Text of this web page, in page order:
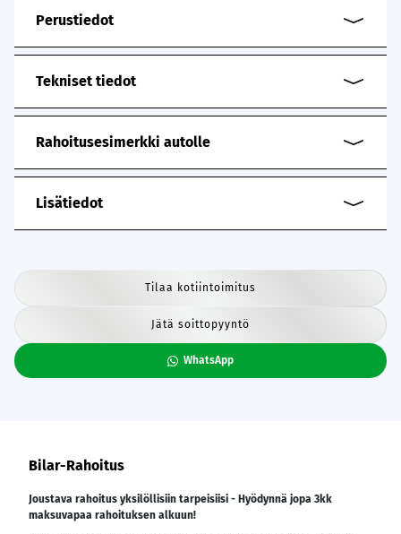
Perustiedot
Tekniset tiedot
Rahoitusesimerkki autolle
Lisätiedot
Tilaa kotiintoimitus
Jätä soittopyyntö
WhatsApp
Bilar-Rahoitus
Joustava rahoitus yksilöllisiin tarpeisiisi - Hyödynnä jopa 3kk
maksuvapaa rahoituksen alkuun!